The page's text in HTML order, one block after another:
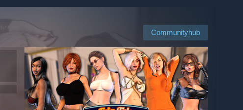
Communityhub